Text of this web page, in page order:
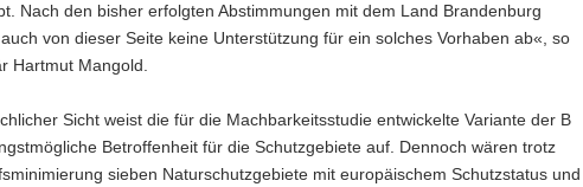
Nach den bisher erfolgten Abstimmungen mit dem Land Brandenburg
von dieser Seite keine Unterstützung für ein solches Vorhaben ab«, so
Hartmut Mangold.
Sicht weist die für die Machbarkeitsstudie entwickelte Variante der B
Betroffenheit für die Schutzgebiete auf. Dennoch wären trotz
sieben Naturschutzgebiete mit europäischem Schutzstatus und